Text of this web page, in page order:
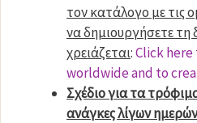
τον κατάλογο με τις
να δημιουργήσετε τη
χρειάζεται:Click
worldwide and to
Σχέδιο για τα
ανάγκες λίγων ημερών